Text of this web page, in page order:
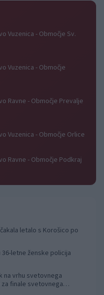
Vuzenica - Območje Sv.
Vuzenica - Območje
Ravne - Območje Prevalje
Vuzenica - Območje Orlice
Ravne - Območje Podkraj
letalo s Korošico po
letne ženske policija
na vrhu svetovnega
finale svetovnega